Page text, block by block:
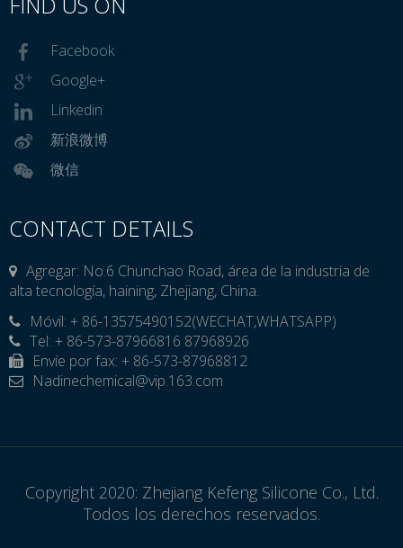
Facebook
Google+
Linkedin
新浪微博
微信
CONTACT DETAILS
Agregar: No.6 Chunchao Road, área de la industria de
alta tecnología, haining, Zhejiang, China.

Móvil: + 86-13575490152(WECHAT,WHATSAPP)
Tel: + 86-573-87966816 87968926
Envíe por fax: + 86-573-87968812
 Nadinechemical@vip.163.com
Copyright 2020: Zhejiang Kefeng Silicone Co., Ltd.
Todos los derechos reservados.